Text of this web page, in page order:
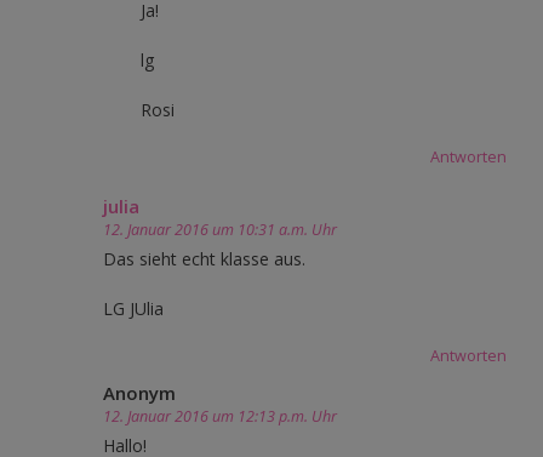
Ja!
lg
Rosi
Antworten
julia
12. Januar 2016 um 10:31 a.m. Uhr
Das sieht echt klasse aus.
LG JUlia
Antworten
Anonym
12. Januar 2016 um 12:13 p.m. Uhr
Hallo!